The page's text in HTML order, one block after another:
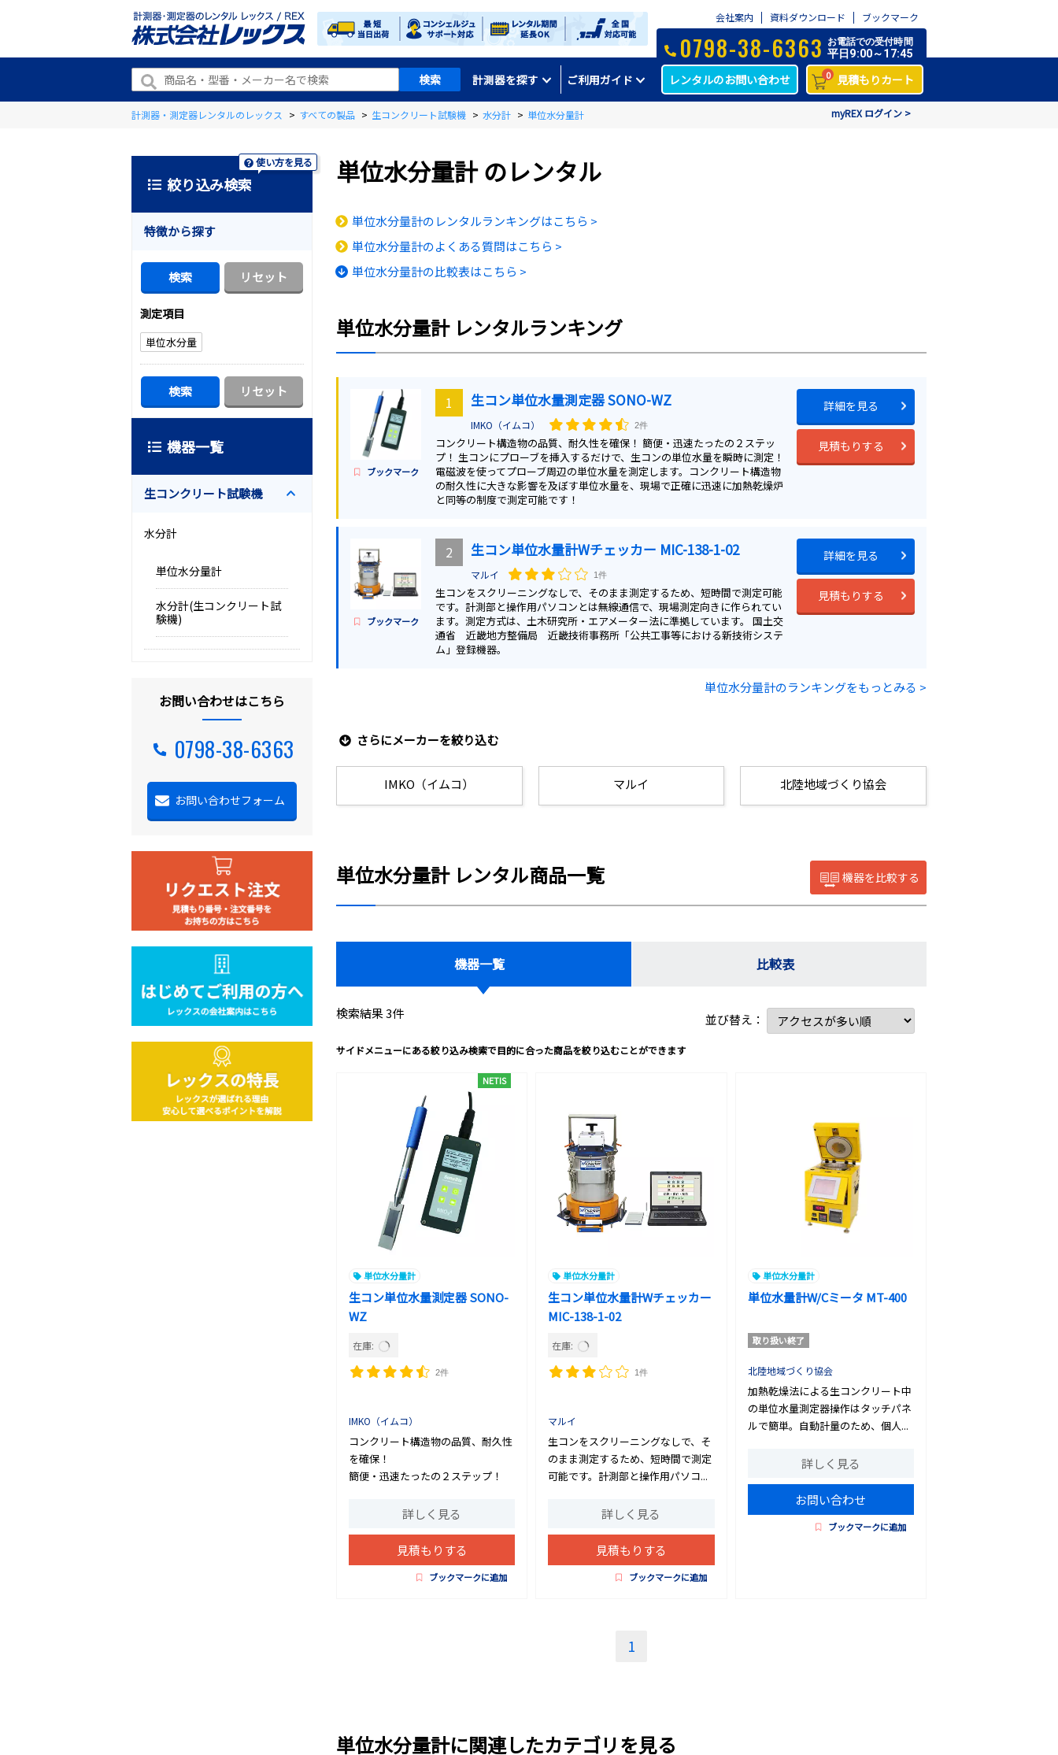
会社案内 資料ダウンロード ブックマーク
計測器を探す ご利用ガイド
0798-38-6363 お電話での受付時間
平日9:00～17:45
レンタルのお問い合わせ 0 見積もりカート
myREX ログイン >
計測器・測定器レンタルのレックス > すべての製品 > 生コンクリート試験機 > 水分計 > 単位水分量計
単位水分量計のレンタル
単位水分量計のレンタルランキングはこちら >
単位水分量計のよくある質問はこちら >
単位水分量計の比較表はこちら >
単位水分量計レンタルランキング
ブックマーク
1 生コン単位水量測定器 SONO-WZ
IMKO（イムコ） 2件
コンクリート構造物の品質、耐久性を確保！ 簡便・迅速たったの２ステッ
プ！ 生コンにプローブを挿入するだけで、生コンの単位水量を瞬時に測定！
電磁波を使ってプローブ周辺の単位水量を測定します。コンクリート構造物
の耐久性に大きな影響を及ぼす単位水量を、現場で正確に迅速に加熱乾燥炉
と同等の制度で測定可能です！
詳細を見る
見積もりする
ブックマーク
2 生コン単位水量計Wチェッカー MIC-138-1-02
マルイ 1件
生コンをスクリーニングなしで、そのまま測定するため、短時間で測定可能
です。計測部と操作用パソコンとは無線通信で、現場測定向きに作られてい
ます。測定方式は、土木研究所・エアメーター法に準拠しています。 国土交
通省 近畿地方整備局 近畿技術事務所「公共工事等における新技術システ
ム」登録機器。
詳細を見る
見積もりする
単位水分量計のランキングをもっとみる >
さらにメーカーを絞り込む
IMKO（イムコ） マルイ 北陸地域づくり協会
単位水分量計 レンタル商品一覧 機器を比較する
機器一覧 比較表
検索結果 3件 並び替え：
サイドメニューにある絞り込み検索で目的に合った商品を絞り込むことができます
NETIS
単位水分量計
生コン単位水量測定器 SONO-
WZ
在庫:
2件
IMKO（イムコ）
コンクリート構造物の品質、耐久性
を確保！
簡便・迅速たったの２ステップ！
詳しく見る
見積もりする
ブックマークに追加
単位水分量計
生コン単位水量計Wチェッカー
MIC-138-1-02
在庫:
1件
マルイ
生コンをスクリーニングなしで、そ
のまま測定するため、短時間で測定
可能です。計測部と操作用パソコ...
詳しく見る
見積もりする
ブックマークに追加
単位水分量計
単位水量計W/Cミータ MT-400
取り扱い終了
北陸地域づくり協会
加熱乾燥法による生コンクリート中
の単位水量測定器操作はタッチパネ
ルで簡単。自動計量のため、個人...
詳しく見る
お問い合わせ
ブックマークに追加
1
単位水分量計に関連したカテゴリを見る
絞り込み検索
使い方を見る
特徴から探す
測定項目
単位水分量
機器一覧
生コンクリート試験機
水分計
単位水分量計
水分計(生コンクリート試
験機)
お問い合わせはこちら
0798-38-6363
お問い合わせフォーム